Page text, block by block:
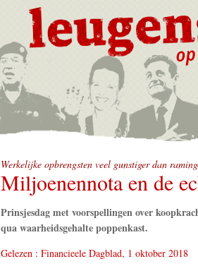
Werkelijke opbrengsten veel gunstiger dan
Miljoenennota en de
Prinsjesdag met voorspellingen over
qua waarheidsgehalte poppenkast.
Gelezen : Financieele Dagblad, 1 oktober 2018